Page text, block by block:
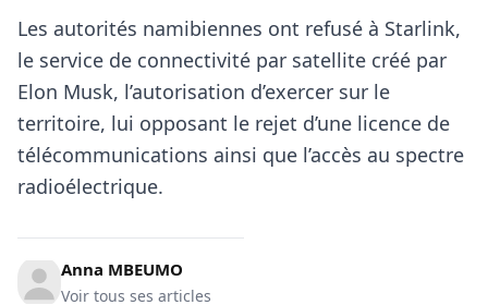
Les autorités namibiennes ont refusé à Starlink,
le service de connectivité par satellite créé par
Elon Musk, l’autorisation d’exercer sur le
territoire, lui opposant le rejet d’une licence de
télécommunications ainsi que l’accès au spectre
radioélectrique.
Anna MBEUMO
Voir tous ses articles